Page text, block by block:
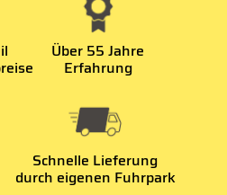
Über 55 Jahre
Erfahrung
Schnelle Lieferung
durch eigenen Fuhrpark